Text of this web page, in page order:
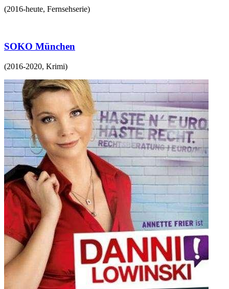
(2016-heute, Fernsehserie)
SOKO München
(2016-2020, Krimi)